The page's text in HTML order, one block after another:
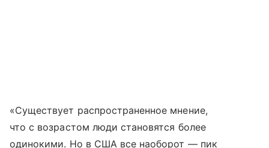
«Существует распространенное мнение,
что с возрастом люди становятся более
одинокими. Но в США все наоборот — пик